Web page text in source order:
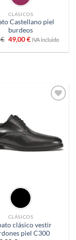
CLÁSICOS
Castellano piel
burdeos
€ El
precio
original
49,00€El
actual
IVA incluido
CLÁSICOS
clásico vestir
piel C300